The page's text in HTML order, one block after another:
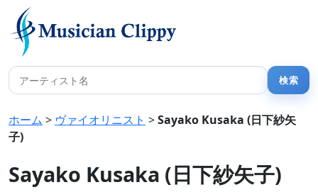
ホーム > ヴァイオリニスト >Sayako Kusaka (日下紗矢
子)
Sayako Kusaka (日下紗矢子)